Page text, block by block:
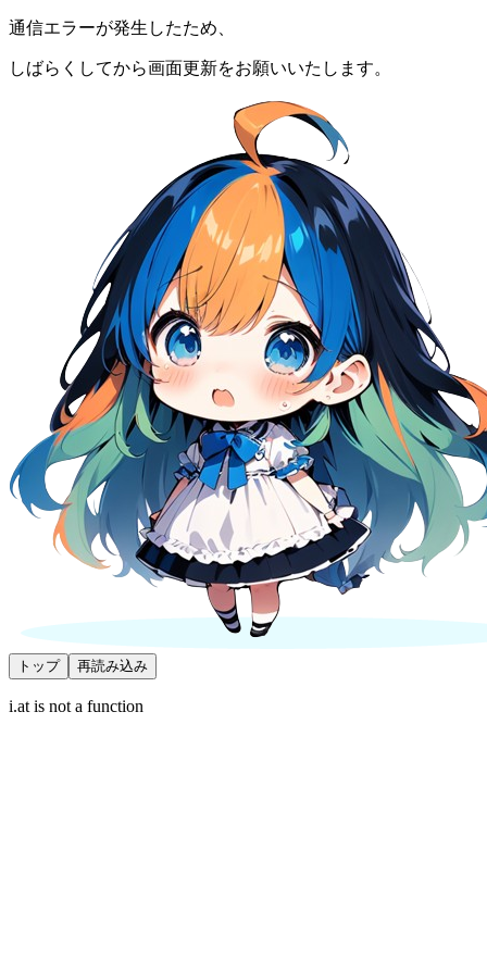
通信エラーが発生したため、
しばらくしてから画面更新をお願いいたします。
トップ 再読み込み
i.at is not a function